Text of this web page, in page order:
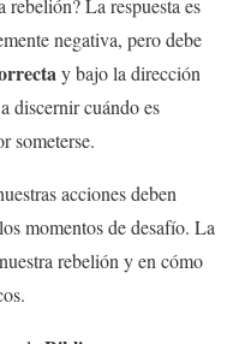
rebelión? La respuesta es
negativa, pero debe
y bajo la dirección
discernir cuándo es
someterse.
acciones deben
momentos de desafío. La
rebelión y en cómo